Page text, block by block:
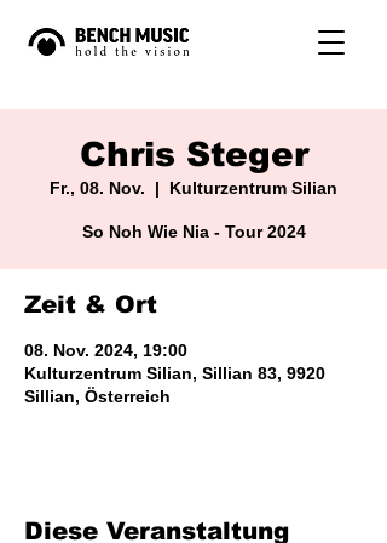
Chris Steger
Fr., 08. Nov.
  |
Kulturzentrum Silian
So Noh Wie Nia - Tour 2024
Zeit & Ort
08. Nov. 2024, 19:00
Kulturzentrum Silian, Sillian 83, 9920
Sillian, Österreich
Diese Veranstaltung